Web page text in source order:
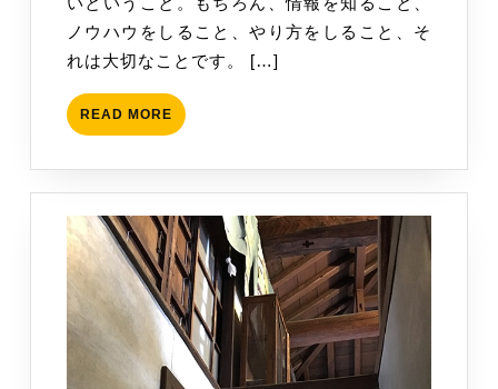
ノウハウをしること、やり方をしること、そ
れは大切なことです。 […]
READ MORE READ
MORE